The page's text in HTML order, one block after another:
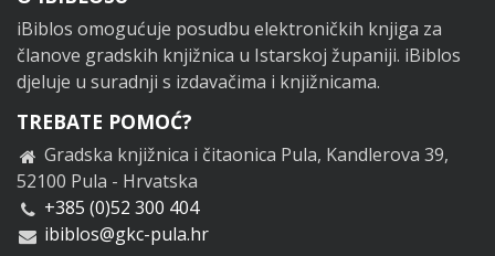
iBiblos omogućuje posudbu elektroničkih knjiga za
članove gradskih knjižnica u Istarskoj županiji. iBiblos
djeluje u suradnji s izdavačima i knjižnicama.
TREBATE POMOĆ?
Gradska knjižnica i čitaonica Pula, Kandlerova 39,
52100 Pula - Hrvatska
+385 (0)52 300 404
ibiblos@gkc-pula.hr